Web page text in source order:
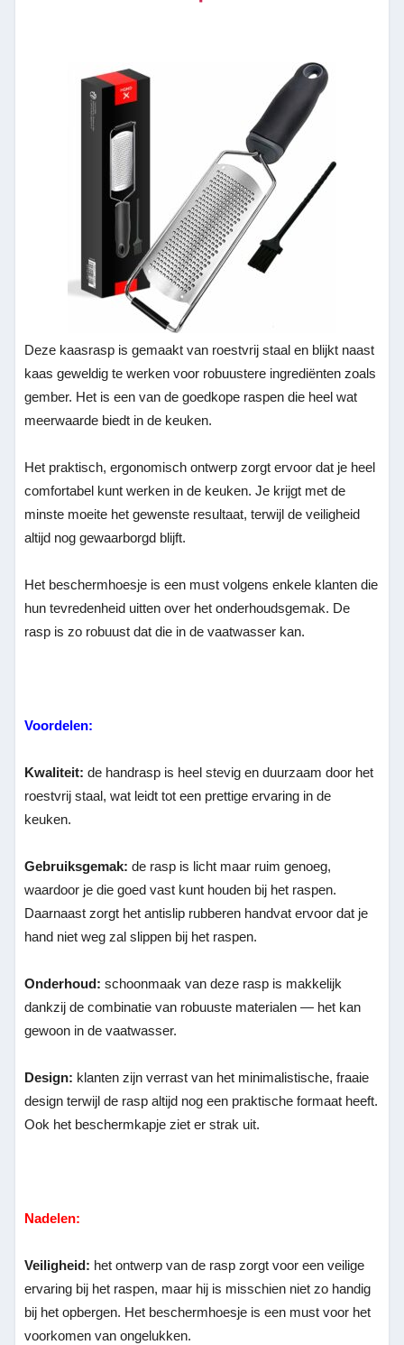
Deze kaasrasp is gemaakt van roestvrij staal en blijkt naast
kaas geweldig te werken voor robuustere ingrediënten zoals
gember. Het is een van de goedkope raspen die heel wat
meerwaarde biedt in de keuken.
Het praktisch, ergonomisch ontwerp zorgt ervoor dat je heel
comfortabel kunt werken in de keuken. Je krijgt met de
minste moeite het gewenste resultaat, terwijl de veiligheid
altijd nog gewaarborgd blijft.
Het beschermhoesje is een must volgens enkele klanten die
hun tevredenheid uitten over het onderhoudsgemak. De
rasp is zo robuust dat die in de vaatwasser kan.
Voordelen:
Kwaliteit: de handrasp is heel stevig en duurzaam door het
roestvrij staal, wat leidt tot een prettige ervaring in de
keuken.
Gebruiksgemak:de rasp is licht maar ruim genoeg,
waardoor je die goed vast kunt houden bij het raspen.
Daarnaast zorgt het antislip rubberen handvat ervoor dat je
hand niet weg zal slippen bij het raspen.
Onderhoud: schoonmaak van deze rasp is makkelijk
dankzij de combinatie van robuuste materialen — het kan
gewoon in de vaatwasser.
Design: klanten zijn verrast van het minimalistische, fraaie
design terwijl de rasp altijd nog een praktische formaat heeft.
Ook het beschermkapje ziet er strak uit.
Nadelen:
Veiligheid: het ontwerp van de rasp zorgt voor een veilige
ervaring bij het raspen, maar hij is misschien niet zo handig
bij het opbergen. Het beschermhoesje is een must voor het
voorkomen van ongelukken.